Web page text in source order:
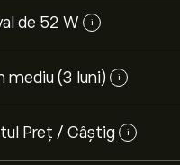
de 52 W i
mediu (3 luni) i
Preț / Câștig i